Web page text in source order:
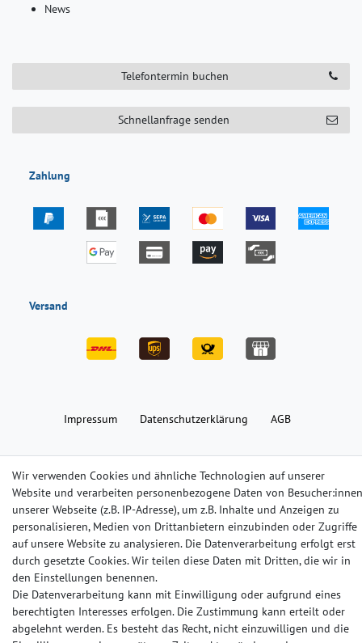
News
Telefontermin buchen
Schnellanfrage senden
Zahlung
Versand
Impressum Daten­schutz­erklärung AGB
Barrierefreiheitserklärung Widerrufs­recht Kontakt
Wir verwenden Cookies und ähnliche Technologien auf unserer
Website und verarbeiten personenbezogene Daten von Besucher:innen
unserer Webseite (z.B. IP-Adresse), um z.B. Inhalte und Anzeigen zu
personalisieren, Medien von Drittanbietern einzubinden oder Zugriffe
auf unsere Website zu analysieren. Die Datenverarbeitung erfolgt erst
durch gesetzte Cookies. Wir teilen diese Daten mit Dritten, die wir in
den Einstellungen benennen.
Die Datenverarbeitung kann mit Einwilligung oder aufgrund eines
berechtigten Interesses erfolgen. Die Zustimmung kann erteilt oder
abgelehnt werden. Es besteht das Recht, nicht einzuwilligen und die
© Copyright 2024-2025 | Alle Rechte vorbehalten.
Widerrufs­recht Widerrufs­formular Impressum
Daten­schutz­erklärung AGB Kontakt